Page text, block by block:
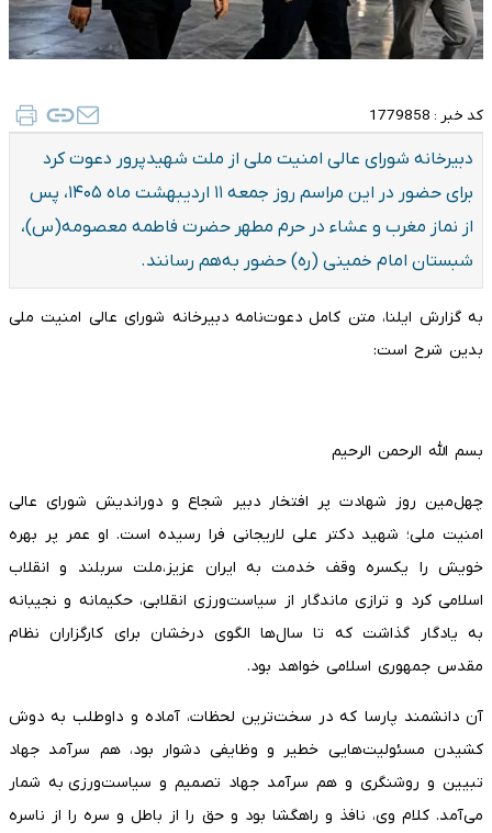
کد خبر : 1779858
دبیرخانه شورای عالی امنیت ملی از ملت شهیدپرور دعوت کرد
برای حضور در این مراسم روز جمعه ۱۱ اردیبهشت ماه ۱۴۰۵، پس
از نماز مغرب و عشاء در حرم مطهر حضرت فاطمه معصومه(س)،
شبستان امام خمینی (ره) حضور به‌هم رسانند.
به گزارش ایلنا، متن کامل دعوت‌نامه دبیرخانه شورای عالی امنیت ملی
بدین شرح است:
بسم الله الرحمن الرحیم
چهل‌مین روز شهادت پر افتخار دبیر شجاع و دوراندیش شورای عالی
امنیت ملی؛ شهید دکتر علی لاریجانی فرا رسیده است. او عمر پر بهره
خویش را یکسره وقف خدمت به ایران عزیز،ملت سربلند و انقلاب
اسلامی کرد و ترازی ماندگار از سیاست‌ورزی انقلابی، حکیمانه و نجیبانه
به یادگار گذاشت که تا سال‌ها الگوی درخشان برای کارگزاران نظام
مقدس جمهوری اسلامی خواهد بود.
آن دانشمند پارسا که در سخت‌ترین لحظات، آماده و داوطلب به دوش
کشیدن مسئولیت‌هایی خطیر و وظایفی دشوار بود، هم سرآمد جهاد
تبیین و روشنگری و هم سرآمد جهاد تصمیم و سیاست‌ورزی به شمار
می‌آمد. کلام وی، نافذ و راهگشا بود و حق را از باطل و سره را از ناسره